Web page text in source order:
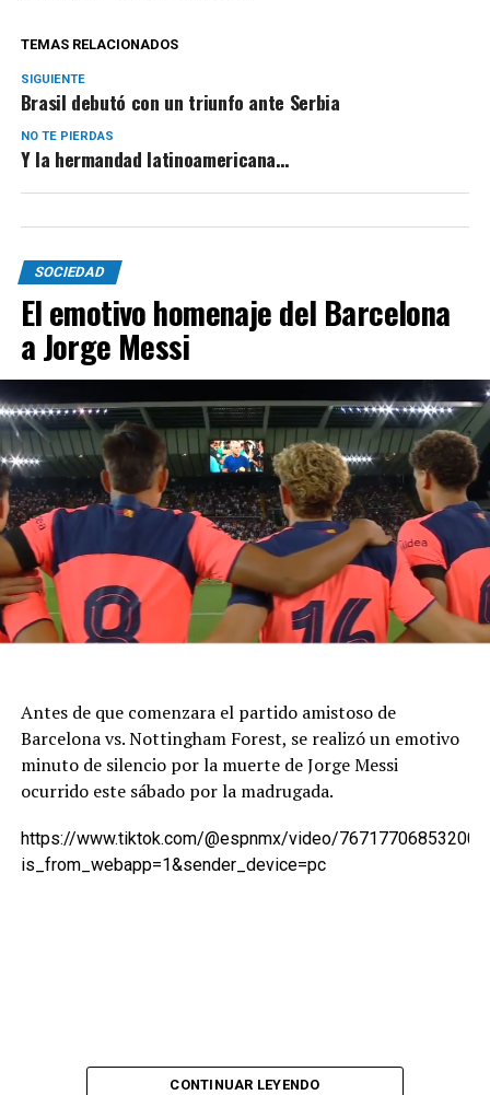
TEMAS RELACIONADOS
SIGUIENTE
Brasil debutó con un triunfo ante Serbia
NO TE PIERDAS
Y la hermandad latinoamericana…
SOCIEDAD
El emotivo homenaje del Barcelona
a Jorge Messi
Antes de que comenzara el partido amistoso de
Barcelona vs. Nottingham Forest, se realizó un emotivo
minuto de silencio por la muerte de Jorge Messi
ocurrido este sábado por la madrugada.
https://www.tiktok.com/@espnmx/video/
is_from_webapp=1&sender_device=pc
CONTINUAR LEYENDO